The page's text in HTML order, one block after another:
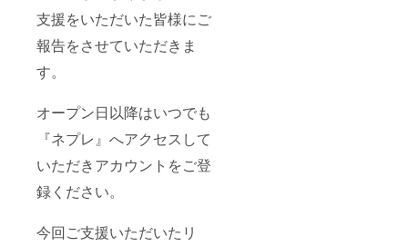
支援をいただいた皆様にご
報告をさせていただきま
す。
オープン日以降はいつでも
『ネプレ』へアクセスして
いただきアカウントをご登
録ください。
今回ご支援いただいたリ